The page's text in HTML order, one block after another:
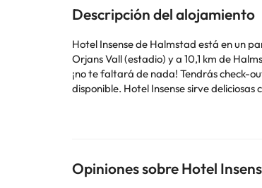
Descripción del alojamiento
Hotel Insense de Halmstad está en un parque
Orjans Vall (estadio) y a 10,1 km de
¡no te faltará de nada! Tendrás check-
disponible. Hotel Insense sirve
Opiniones sobre Hotel